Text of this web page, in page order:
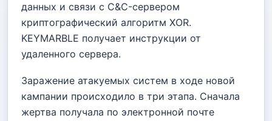
данных и связи с C&C-сервером
криптографический алгоритм XOR.
KEYMARBLE получает инструкции от
удаленного сервера.
Заражение атакуемых систем в ходе новой
кампании происходило в три этапа. Сначала
жертва получала по электронной почте